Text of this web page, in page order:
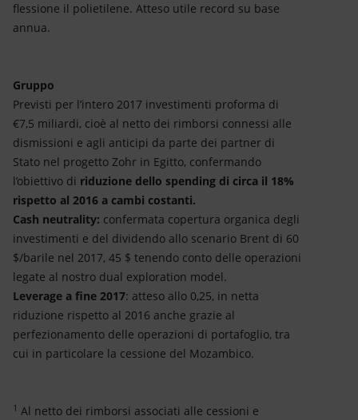
flessione il polietilene. Atteso utile record su base
annua.
Gruppo
Previsti per l’intero 2017 investimenti proforma di
€7,5 miliardi, cioè al netto dei rimborsi connessi alle
dismissioni e agli anticipi da parte dei partner di
Stato nel progetto Zohr in Egitto, confermando
l’obiettivo di riduzione dello spending di circa il 18%
rispetto al 2016 a cambi costanti.
Cash neutrality: confermata copertura organica degli
investimenti e del dividendo allo scenario Brent di 60
$/barile nel 2017, 45 $ tenendo conto delle operazioni
legate al nostro dual exploration model.
Leverage a fine 2017: atteso allo 0,25, in netta
riduzione rispetto al 2016 anche grazie al
perfezionamento delle operazioni di portafoglio, tra
cui in particolare la cessione del Mozambico.
1 Al netto dei rimborsi associati alle cessioni e